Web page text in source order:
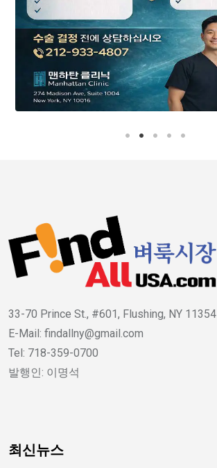
33-70 Prince St., #601, Flushing, NY 11354
E-Mail: findallny@gmail.com
Tel: 718-359-0700
발행인: 이명석
최신뉴스